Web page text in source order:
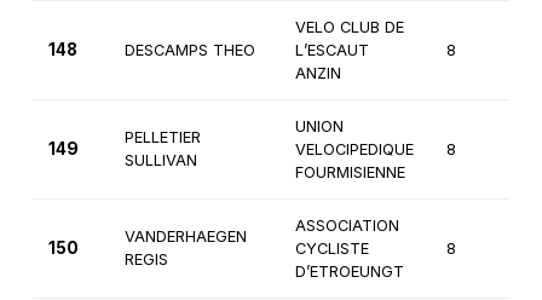
148 DESCAMPS THEO
VELO CLUB DE
L’ESCAUT
ANZIN
8
149
PELLETIER
SULLIVAN
UNION
VELOCIPEDIQUE
FOURMISIENNE
8
150
VANDERHAEGEN
REGIS
ASSOCIATION
CYCLISTE
D’ETROEUNGT
8